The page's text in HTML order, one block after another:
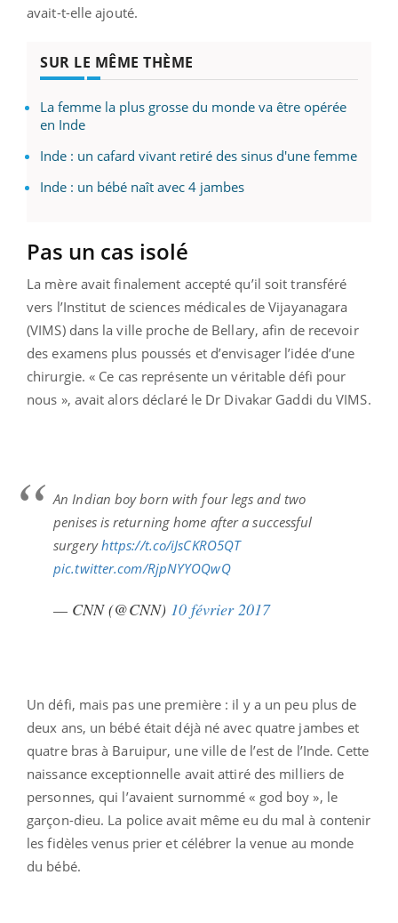
avait-t-elle ajouté.
SUR LE MÊME THÈME
La femme la plus grosse du monde va être opérée
en Inde
Inde : un cafard vivant retiré des sinus d'une femme
Inde : un bébé naît avec 4 jambes
Pas un cas isolé
La mère avait finalement accepté qu’il soit transféré
vers l’Institut de sciences médicales de Vijayanagara
(VIMS) dans la ville proche de Bellary, afin de recevoir
des examens plus poussés et d’envisager l’idée d’une
chirurgie. « Ce cas représente un véritable défi pour
nous », avait alors déclaré le Dr Divakar Gaddi du VIMS.
An Indian boy born with four legs and two
penises is returning home after a successful
surgeryhttps://t.co/iJsCKRO5QT
pic.twitter.com/RjpNYYOQwQ
— CNN (@CNN) 10 février 2017
Un défi, mais pas une première : il y a un peu plus de
deux ans, un bébé était déjà né avec quatre jambes et
quatre bras à Baruipur, une ville de l’est de l’Inde. Cette
naissance exceptionnelle avait attiré des milliers de
personnes, qui l’avaient surnommé « god boy », le
garçon-dieu. La police avait même eu du mal à contenir
les fidèles venus prier et célébrer la venue au monde
du bébé.